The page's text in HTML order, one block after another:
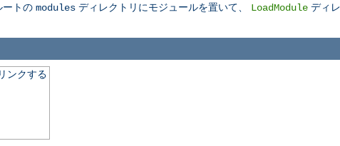
ートの modules ディレクトリにモジュールを置いて、 LoadModule ディ
ンクする